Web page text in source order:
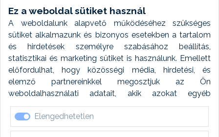
Ez a weboldal sütiket használ
A weboldalunk alapvető működéséhez szükséges
sütiket alkalmazunk és bizonyos esetekben a tartalom
és hirdetések személyre szabásához beállítás,
statisztikai és marketing sütiket is használunk. Emellett
előfordulhat, hogy közösségi média, hirdetési, és
elemző partnereinkkel megosztjuk az Ön
weboldalhasználati adatait, akik azokat egyéb
forrásokból gyűjtött adatokkal kombinálhatják. A sütik
elfogadásával kapcsolatosan naplózást végzünk és
ezen adatokat 6 hónap után automatikusan töröljük. A
Elengedhetetlen
Weboldal modul
Fényképtár extra modul
Autómosó modul
Feladatütemezés